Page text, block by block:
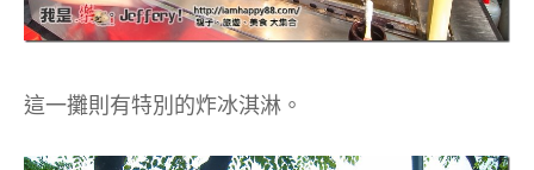
這一攤則有特別的炸冰淇淋。